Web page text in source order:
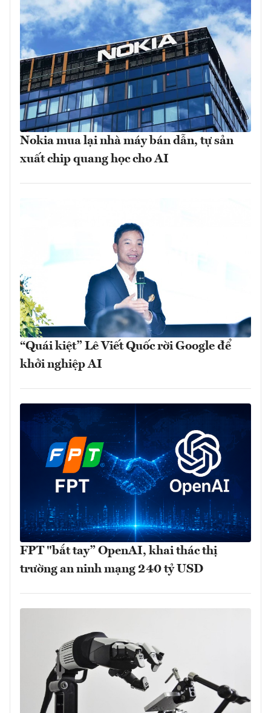
Nokia mua lại nhà máy bán dẫn, tự sản
xuất chip quang học cho AI
“Quái kiệt” Lê Viết Quốc rời Google để
khởi nghiệp AI
FPT "bắt tay” OpenAI, khai thác thị
trường an ninh mạng 240 tỷ USD